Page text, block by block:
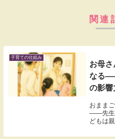
関連
子育ての仕組み
お母
なる
の影響
おまま
——先生
どもは
です。